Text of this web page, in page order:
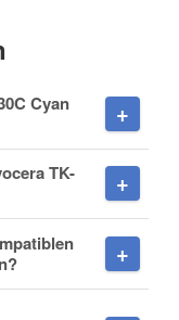
Cyan
TK-